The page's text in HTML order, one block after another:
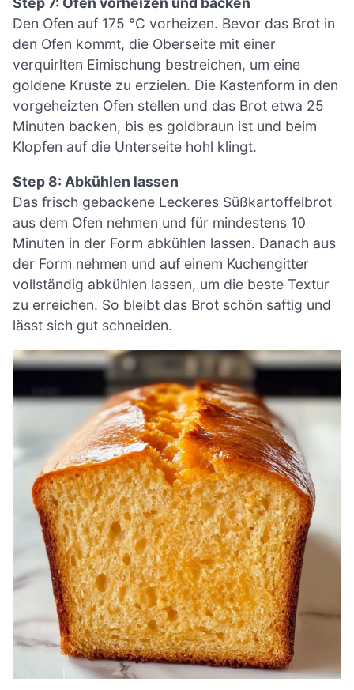
Den Ofen auf 175 °C vorheizen. Bevor das Brot in
den Ofen kommt, die Oberseite mit einer
verquirlten Eimischung bestreichen, um eine
goldene Kruste zu erzielen. Die Kastenform in den
vorgeheizten Ofen stellen und das Brot etwa 25
Minuten backen, bis es goldbraun ist und beim
Klopfen auf die Unterseite hohl klingt.
Step 8: Abkühlen lassen
Das frisch gebackene Leckeres Süßkartoffelbrot
aus dem Ofen nehmen und für mindestens 10
Minuten in der Form abkühlen lassen. Danach aus
der Form nehmen und auf einem Kuchengitter
vollständig abkühlen lassen, um die beste Textur
zu erreichen. So bleibt das Brot schön saftig und
lässt sich gut schneiden.